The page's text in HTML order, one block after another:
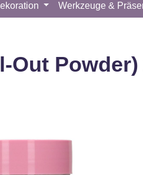
Werkzeuge &
Out Powder)